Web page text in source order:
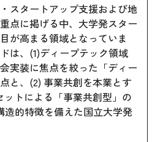
スタートアップ支援および地
点に掲げる中、大学発スター
が高まる領域となっていま
は、(1)ディープテック領域
実装に焦点を絞った「ディー
と、(2) 事業共創を本業とす
ットによる「事業共創型」の
造的特徴を備えた国立大学発